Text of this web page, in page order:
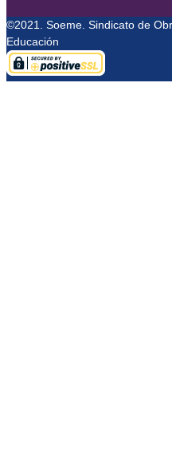
©2021. Soeme. Sindicato de
Educación